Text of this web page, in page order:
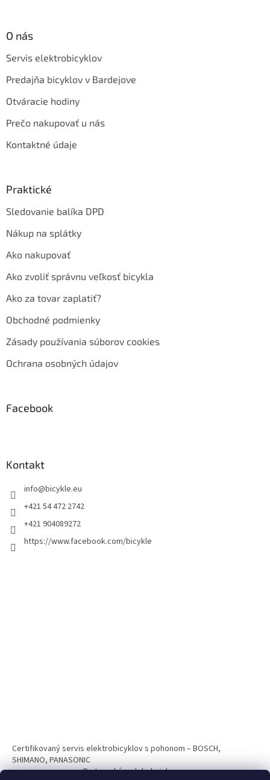
O nás
Servis elektrobicyklov
Predajňa bicyklov v Bardejove
Otváracie hodiny
Prečo nakupovať u nás
Kontaktné údaje
Praktické
Sledovanie balíka DPD
Nákup na splátky
Ako nakupovať
Ako zvoliť správnu veľkosť bicykla
Ako za tovar zaplatiť?
Obchodné podmienky
Zásady používania súborov cookies
Ochrana osobných údajov
Facebook
Kontakt
info@bicykle.eu
+421 54 472 2742
+421 904089272
https://www.facebook.com/bicykle
Certifikovaný servis elektrobicyklov s pohonom – BOSCH,
SHIMANO, PANASONIC
Partnerský web hokejshop.eu